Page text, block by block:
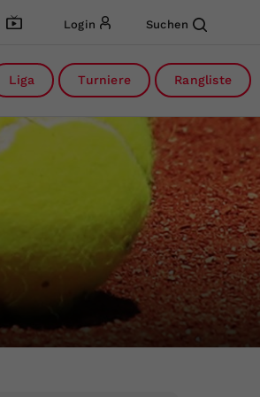
Login Suchen
Liga Turniere Rangliste